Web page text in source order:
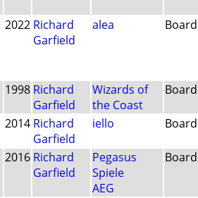
2022 Richard
Garfield
alea Board
1998 Richard
Garfield
Wizards of
the Coast
Board
2014 Richard
Garfield
iello Board
2016 Richard
Garfield
Pegasus
Spiele
AEG
Board